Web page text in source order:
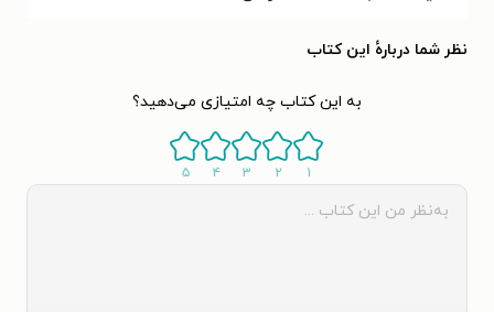
نظر شما دربارهٔ این کتاب
به این کتاب چه امتیازی می‌دهید؟
۱ ۲ ۳ ۴ ۵